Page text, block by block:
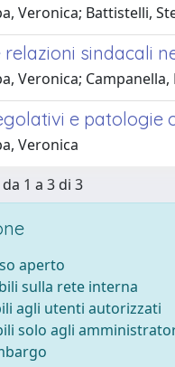
Veronica; Battistelli,
relazioni sindacali
Veronica;
e patologie
Veronica
1 a 3 di 3
aperto
sulla rete interna
agli utenti autorizzati
solo agli